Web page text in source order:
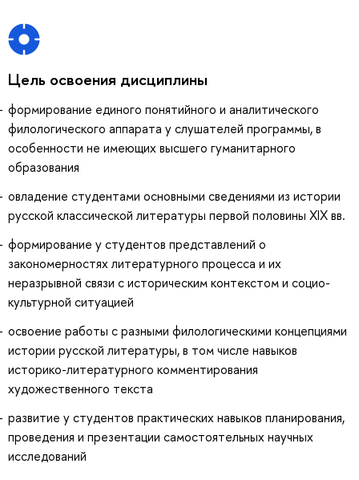
Цель освоения дисциплины
формирование единого понятийного и аналитического
филологического аппарата у слушателей программы, в
особенности не имеющих высшего гуманитарного
образования
овладение студентами основными сведениями из истории
русской классической литературы первой половины XIX вв.
формирование у студентов представлений о
закономерностях литературного процесса и их
неразрывной связи с историческим контекстом и социо-
культурной ситуацией
освоение работы с разными филологическими концепциями
истории русской литературы, в том числе навыков
историко-литературного комментирования
художественного текста
развитие у студентов практических навыков планирования,
проведения и презентации самостоятельных научных
исследований